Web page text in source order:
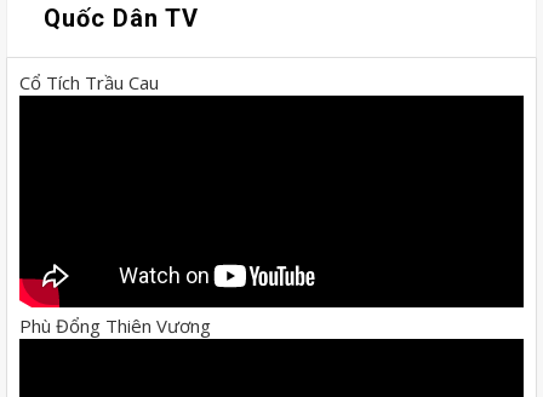
Quốc Dân TV
Cổ Tích Trầu Cau
Phù Đổng Thiên Vương